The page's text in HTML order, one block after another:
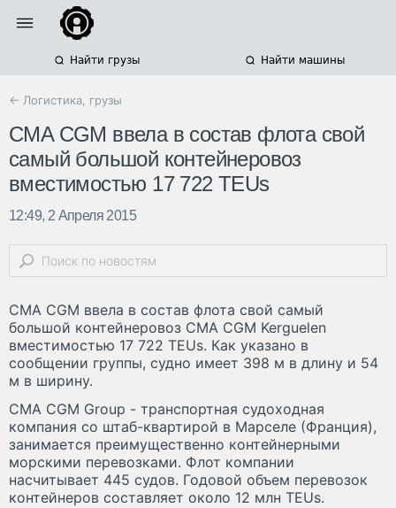
Найти грузы Найти машины
← Логистика, грузы
CMA CGM ввела в состав флота свой
самый большой контейнеровоз
вместимостью 17 722 TEUs
12:49, 2 Апреля 2015
CMA CGM ввела в состав флота свой самый
большой контейнеровоз CMA CGM Kerguelen
вместимостью 17 722 TEUs. Как указано в
сообщении группы, судно имеет 398 м в длину и 54
м в ширину.
CMA CGM Group - транспортная судоходная
компания со штаб-квартирой в Марселе (Франция),
занимается преимущественно контейнерными
морскими перевозками. Флот компании
насчитывает 445 судов. Годовой объем перевозок
контейнеров составляет около 12 млн TEUs.